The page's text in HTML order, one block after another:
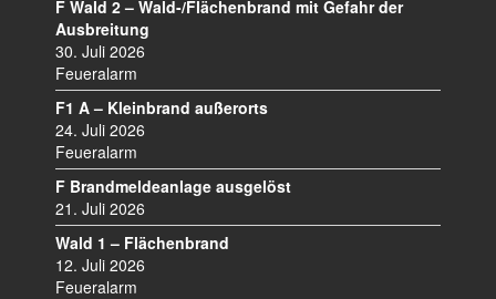
F Wald 2 – Wald-/Flächenbrand mit Gefahr der
Ausbreitung
30. Juli 2026
Feueralarm
F1 A – Kleinbrand außerorts
24. Juli 2026
Feueralarm
F Brandmeldeanlage ausgelöst
21. Juli 2026
Wald 1 – Flächenbrand
12. Juli 2026
Feueralarm